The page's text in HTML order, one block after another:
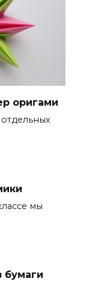
оригами
мы
бумаги